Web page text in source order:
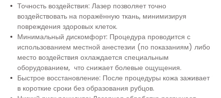
Точность воздействия: Лазер позволяет точно
воздействовать на поражённую ткань, минимизируя
повреждения здоровых клеток.
Минимальный дискомфорт: Процедура проводится с
использованием местной анестезии (по показаниям) либо
место воздействия охлаждается специальным
оборудованием, что снижает болевые ощущения.
Быстрое восстановление: После процедуры кожа заживает
в короткие сроки без образования рубцов.